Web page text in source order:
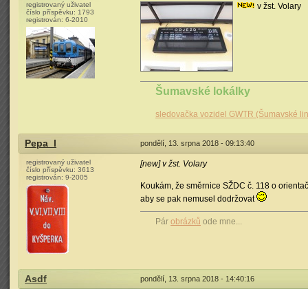
registrovaný uživatel
číslo příspěvku: 1793
registrován: 6-2010
v žst. Volary
Šumavské lokálky
sledovačka vozidel GWTR (Šumavské
Pepa_l pondělí, 13. srpna 2018 - 09:13:40
registrovaný uživatel
číslo příspěvku: 3613
registrován: 9-2005
[new] v žst. Volary
Koukám, že směrnice SŽDC č. 118 o
aby se pak nemusel dodržovat
Pár obrázků ode mne...
Asdf pondělí, 13. srpna 2018 - 14:40:16